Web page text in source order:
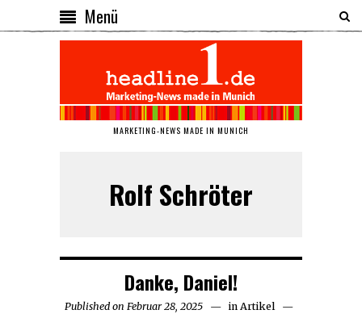
Menü
MARKETING-NEWS MADE IN MUNICH
Rolf Schröter
Danke, Daniel!
Published on Februar 28, 2025März in Artikel